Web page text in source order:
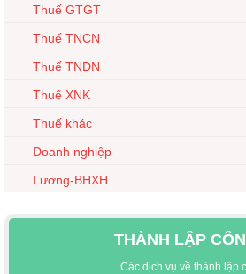
Thuế GTGT
Thuế TNCN
Thuế TNDN
Thuế XNK
Thuế khác
Doanh nghiệp
Lương-BHXH
THÀNH LẬP
Các dịch vụ về thành lập